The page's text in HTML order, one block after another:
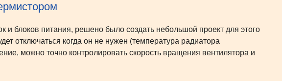
блоков питания, решено было создать небольшой проект для этого
отключаться когда он не нужен (температура радиатора
можно точно контролировать скорость вращения вентилятора и